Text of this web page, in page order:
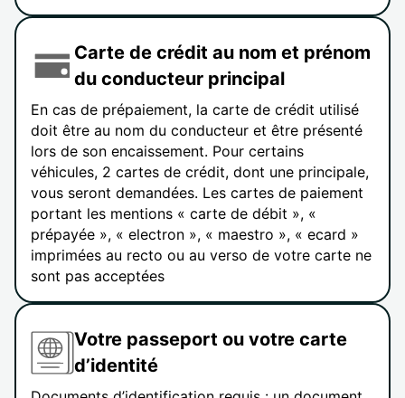
Carte de crédit au nom et prénom
du conducteur principal
En cas de prépaiement, la carte de crédit utilisé
doit être au nom du conducteur et être présenté
lors de son encaissement. Pour certains
véhicules, 2 cartes de crédit, dont une principale,
vous seront demandées. Les cartes de paiement
portant les mentions « carte de débit », «
prépayée », « electron », « maestro », « ecard »
imprimées au recto ou au verso de votre carte ne
sont pas acceptées
Votre passeport ou votre carte
d’identité